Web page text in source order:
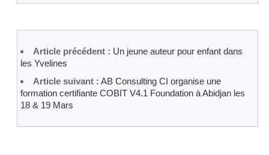
Article précédent : Un jeune auteur pour enfant dans
les Yvelines
Article suivant : AB Consulting CI organise une
formation certifiante COBIT V4.1 Foundation à Abidjan les
18 & 19 Mars